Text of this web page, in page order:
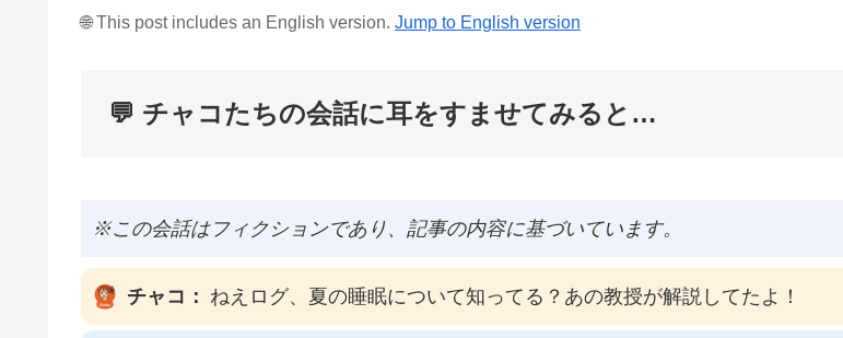
🌐 This post includes an English version. Jump to English version
💬 チャコたちの会話に耳をすませてみると…
※この会話はフィクションであり、記事の内容に基づいています。
チャコ： ねえログ、夏の睡眠について知ってる？あの教授が解説してたよ！